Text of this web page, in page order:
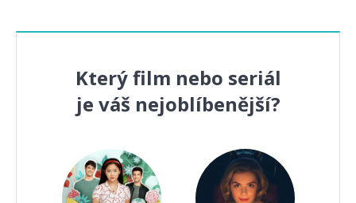
Který film nebo seriál
je váš nejoblíbenější?